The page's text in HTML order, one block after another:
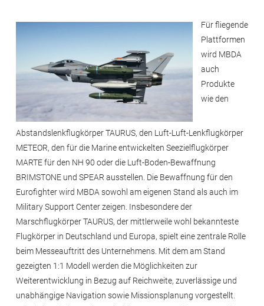
Für fliegende
Plattformen
wird MBDA
auch
Produkte
wie den
Abstandslenkflugkörper TAURUS, den Luft-Luft-Lenkflugkörper
METEOR, den für die Marine entwickelten Seezielflugkörper
MARTE für den NH 90 oder die Luft-Boden-Bewaffnung
BRIMSTONE und SPEAR ausstellen. Die Bewaffnung für den
Eurofighter wird MBDA sowohl am eigenen Stand als auch im
Military Support Center zeigen. Insbesondere der
Marschflugkörper TAURUS, der mittlerweile wohl bekannteste
Flugkörper in Deutschland und Europa, spielt eine zentrale Rolle
beim Messeauftritt des Unternehmens. Mit dem am Stand
gezeigten 1:1 Modell werden die Möglichkeiten zur
Weiterentwicklung in Bezug auf Reichweite, zuverlässige und
unabhängige Navigation sowie Missionsplanung vorgestellt.